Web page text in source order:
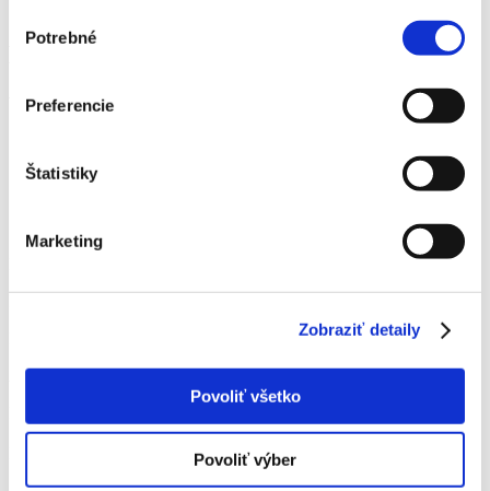
súhlasu
Potrebné
Preferencie
Štatistiky
Marketing
Zobraziť detaily
Povoliť všetko
Povoliť výber
Všeobecný kontakt
Autodoprava
facebook.com/procar.sk